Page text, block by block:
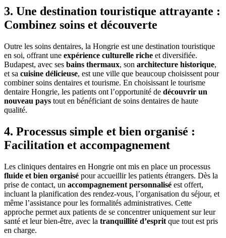
3. Une destination touristique attrayante :
Combinez soins et découverte
Outre les soins dentaires, la Hongrie est une destination touristique
en soi, offrant une expérience culturelle riche et diversifiée.
Budapest, avec ses bains thermaux, son architecture historique,
et sa cuisine délicieuse, est une ville que beaucoup choisissent pour
combiner soins dentaires et tourisme. En choisissant le tourisme
dentaire Hongrie, les patients ont l’opportunité de découvrir un
nouveau pays tout en bénéficiant de soins dentaires de haute
qualité.
4. Processus simple et bien organisé :
Facilitation et accompagnement
Les cliniques dentaires en Hongrie ont mis en place un processus
fluide et bien organisé pour accueillir les patients étrangers. Dès la
prise de contact, un accompagnement personnalisé est offert,
incluant la planification des rendez-vous, l’organisation du séjour, et
même l’assistance pour les formalités administratives. Cette
approche permet aux patients de se concentrer uniquement sur leur
santé et leur bien-être, avec la tranquillité d’esprit que tout est pris
en charge.